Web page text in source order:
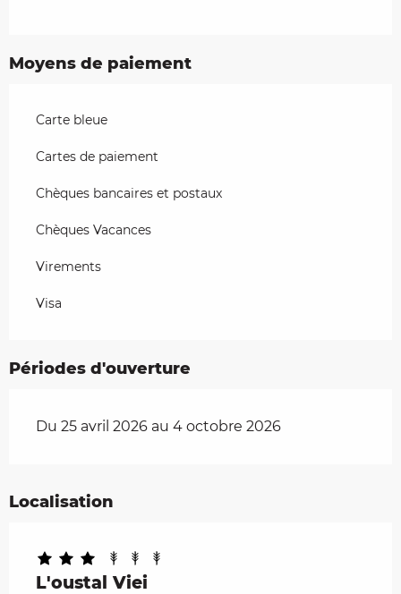
Moyens de paiement
Carte bleue
Cartes de paiement
Chèques bancaires et postaux
Chèques Vacances
Virements
Visa
Périodes d'ouverture
Du 25 avril 2026 au 4 octobre 2026
Localisation
L'oustal Viei